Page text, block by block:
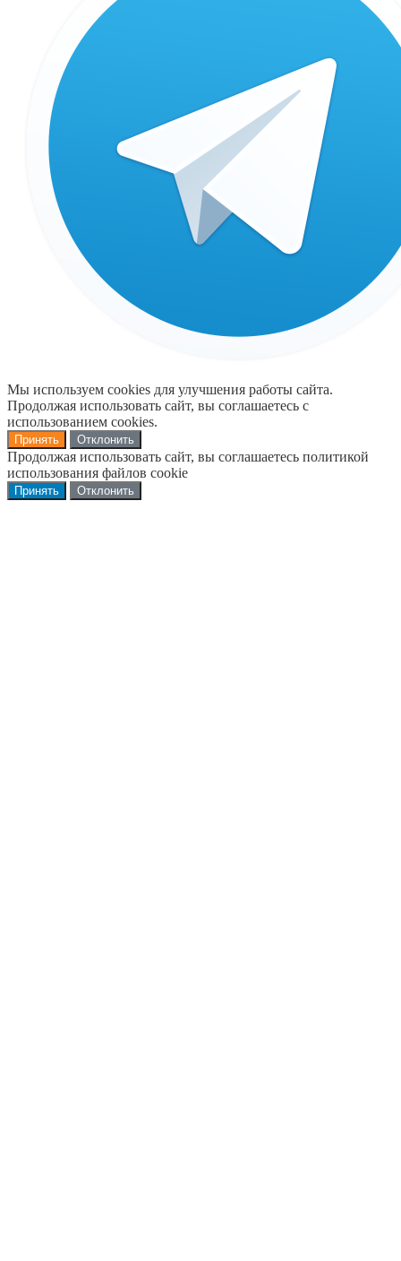
Мы используем cookies для улучшения работы сайта.
Продолжая использовать сайт, вы соглашаетесь с
использованием cookies.
Принять Отклонить
Продолжая использовать сайт, вы соглашаетесь политикой
использования файлов cookie
Принять Отклонить